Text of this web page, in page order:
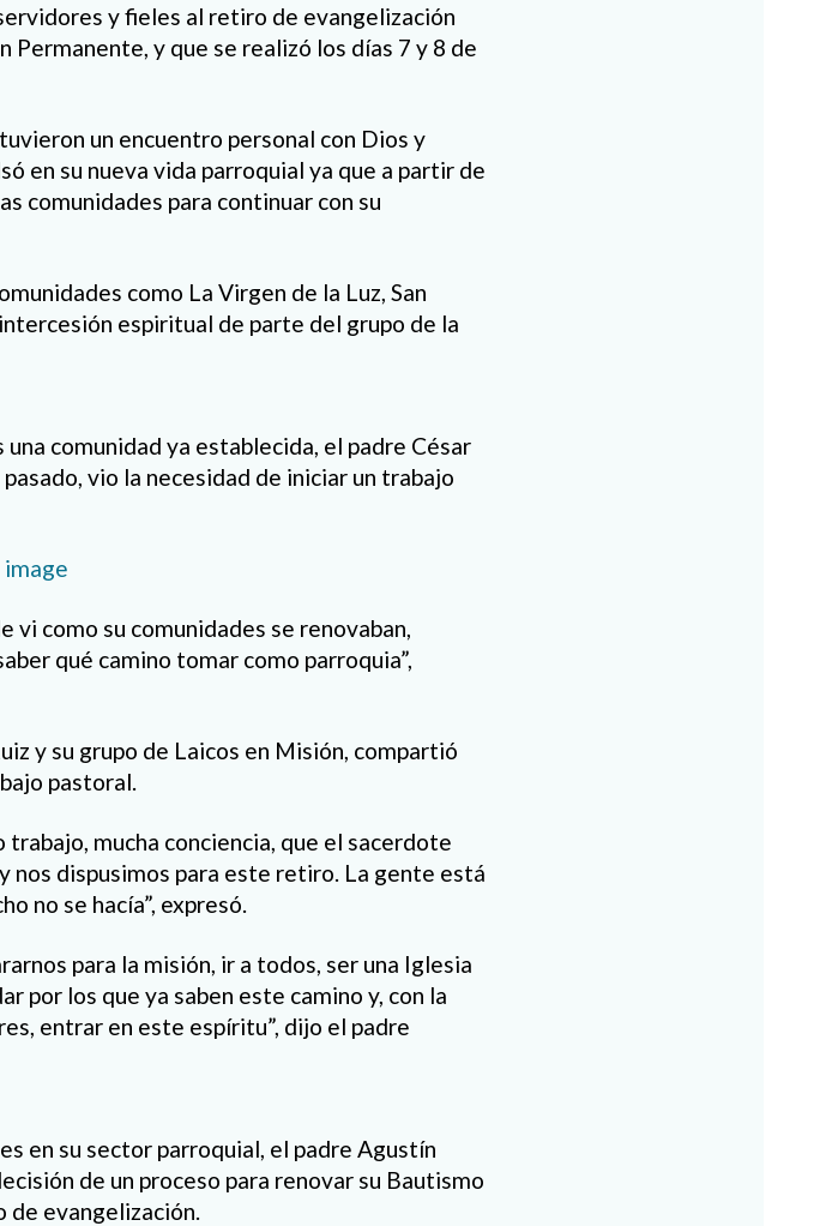
y fieles al retiro de evangelización
y que se realizó los días 7 y 8 de
un encuentro personal con Dios y
en su nueva vida parroquial ya que a partir de
comunidades para continuar con su
como La Virgen de la Luz, San
espiritual de parte del grupo de la
comunidad ya establecida, el padre César
vio la necesidad de iniciar un trabajo
vi como su comunidades se renovaban,
qué camino tomar como parroquia”,
y su grupo de Laicos en Misión, compartió
pastoral.
mucha conciencia, que el sacerdote
nos dispusimos para este retiro. La gente está
no se hacía”, expresó.
para la misión, ir a todos, ser una Iglesia
por los que ya saben este camino y, con la
entrar en este espíritu”, dijo el padre
en su sector parroquial, el padre Agustín
de un proceso para renovar su Bautismo
de evangelización.